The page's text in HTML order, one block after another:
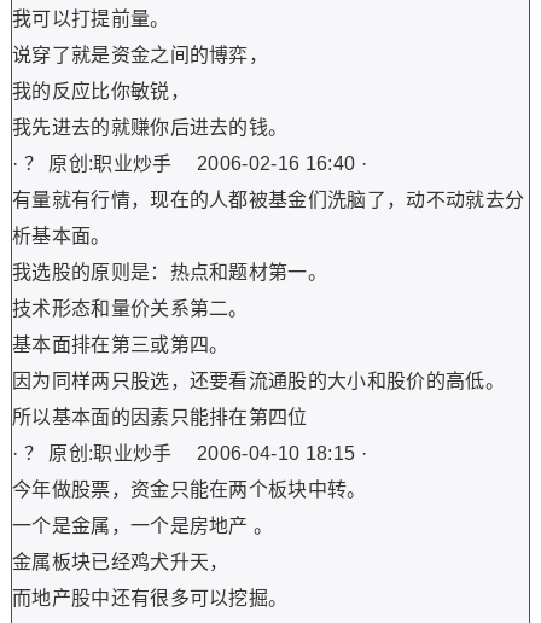
我可以打提前量。
说穿了就是资金之间的博弈，
我的反应比你敏锐，
我先进去的就赚你后进去的钱。
· ？ 原创:职业炒手 2006-02-16 16:40 ·
有量就有行情，现在的人都被基金们洗脑了，动不动就去分
析基本面。
我选股的原则是：热点和题材第一。
技术形态和量价关系第二。
基本面排在第三或第四。
因为同样两只股选，还要看流通股的大小和股价的高低。
所以基本面的因素只能排在第四位
· ？ 原创:职业炒手 2006-04-10 18:15 ·
今年做股票，资金只能在两个板块中转。
一个是金属，一个是房地产 。
金属板块已经鸡犬升天，
而地产股中还有很多可以挖掘。